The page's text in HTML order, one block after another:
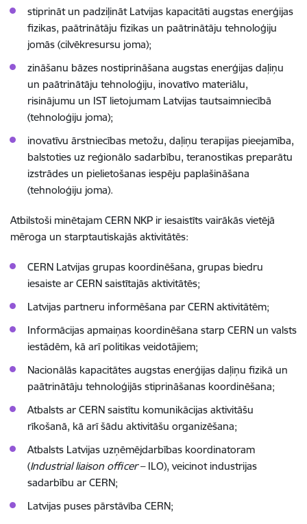
stiprināt un padziļināt Latvijas kapacitāti augstas enerģijas
fizikas, paātrinātāju fizikas un paātrinātāju tehnoloģiju
jomās (cilvēkresursu joma);
zināšanu bāzes nostiprināšana augstas enerģijas daļiņu
un paātrinātāju tehnoloģiju, inovatīvo materiālu,
risinājumu un IST lietojumam Latvijas tautsaimniecībā
(tehnoloģiju joma);
inovatīvu ārstniecības metožu, daļiņu terapijas pieejamība,
balstoties uz reģionālo sadarbību, teranostikas preparātu
izstrādes un pielietošanas iespēju paplašināšana
(tehnoloģiju joma).
Atbilstoši minētajam CERN NKP ir iesaistīts vairākās vietējā
mēroga un starptautiskajās aktivitātēs:
CERN Latvijas grupas koordinēšana, grupas biedru
iesaiste ar CERN saistītajās aktivitātēs;
Latvijas partneru informēšana par CERN aktivitātēm;
Informācijas apmaiņas koordinēšana starp CERN un valsts
iestādēm, kā arī politikas veidotājiem;
Nacionālās kapacitātes augstas enerģijas daļiņu fizikā un
paātrinātāju tehnoloģijās stiprināšanas koordinēšana;
Atbalsts ar CERN saistītu komunikācijas aktivitāšu
rīkošanā, kā arī šādu aktivitāšu organizēšana;
Atbalsts Latvijas uzņēmējdarbības koordinatoram
(Industrial liaison officer– ILO), veicinot industrijas
sadarbību ar CERN;
Latvijas puses pārstāvība CERN;